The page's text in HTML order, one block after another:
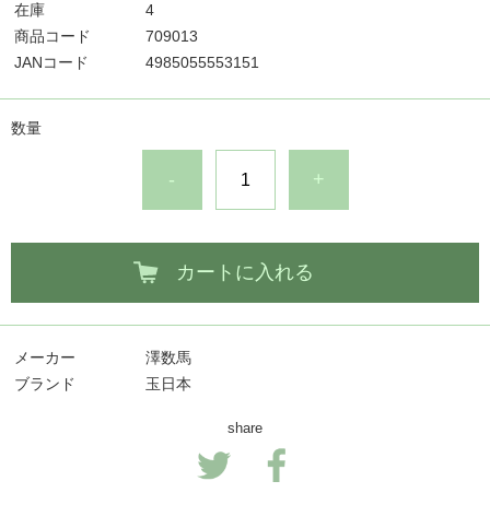
在庫
4
商品コード
709013
JANコード
4985055553151
数量
- +
カートに入れる
メーカー
澤数馬
ブランド
玉日本
share